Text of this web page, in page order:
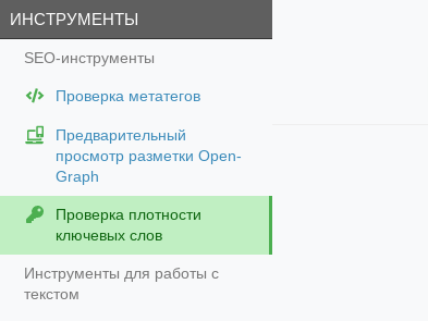
ИНСТРУМЕНТЫ
SEO-инструменты
Проверка метатегов
Предварительный
просмотр разметки Open-
Graph
Проверка плотности
ключевых слов
Инструменты для работы с
текстом